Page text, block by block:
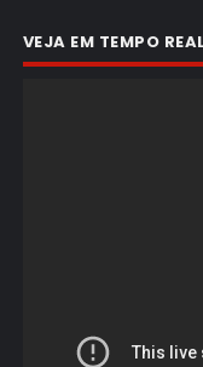
VEJA EM TEMPO